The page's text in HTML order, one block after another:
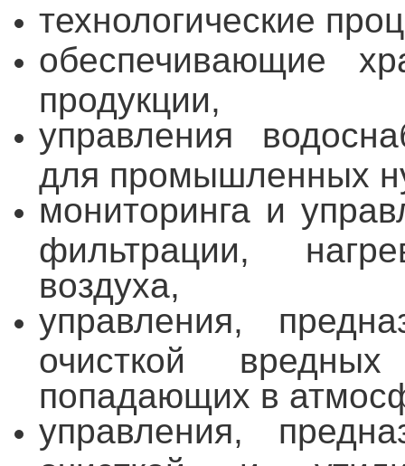
технологические
обеспечивающие
продукции,
управления
для промышленных
мониторинга и
фильтрации,
воздуха,
управления,
очисткой
попадающих в
управления,